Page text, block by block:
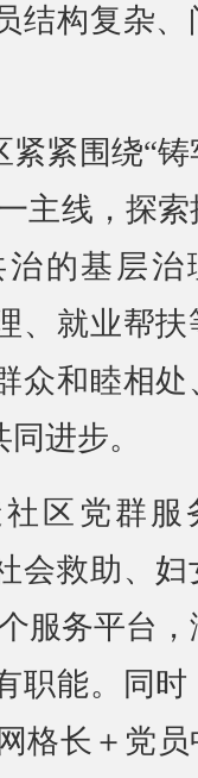
结构复杂、
紧紧围绕“铸
主线，探索
的基层治
、就业帮扶
众和睦相处
进步。
区党群服
会救助、妇
服务平台，
职能。同时
格长＋党